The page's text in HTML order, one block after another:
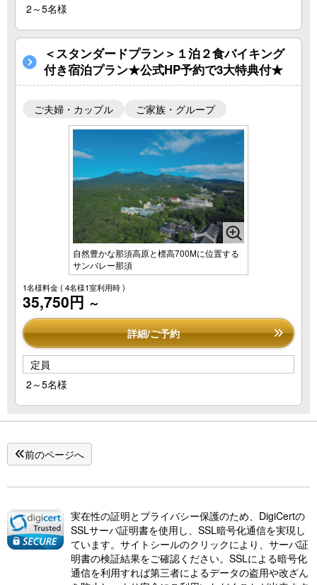
2～5名様
＜スタンダードプラン＞１泊２食バイキング
付き宿泊プラン★公式HP予約で3大特典付★
ご夫婦・カップル ご家族・グループ
自然豊かな那須高原と標高700Mに位置する
サンバレー那須
1名様料金( 4名様1室利用時 )
35,750円 ～
詳細/ご予約
定員
2～5名様
前のページへ
実在性の証明とプライバシー保護のため、DigiCertの
SSLサーバ証明書を使用し、SSL暗号化通信を実現し
ています。サイトシールのクリックにより、サーバ証
明書の検証結果をご確認ください。SSLによる暗号化
通信を利用すれば第三者によるデータの盗用や改ざん